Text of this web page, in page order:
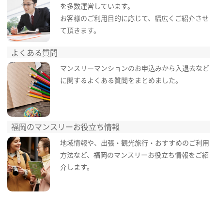
を多数運営しています。
お客様のご利用目的に応じて、幅広くご紹介させ
て頂きます。
よくある質問
マンスリーマンションのお申込みから入退去など
に関するよくある質問をまとめました。
福岡のマンスリーお役立ち情報
地域情報や、出張・観光旅行・おすすめのご利用
方法など、福岡のマンスリーお役立ち情報をご紹
介します。